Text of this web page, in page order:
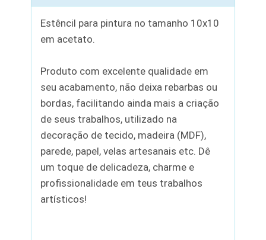
Estêncil para pintura no tamanho 10x10
em acetato.
Produto com excelente qualidade em
seu acabamento, não deixa rebarbas ou
bordas, facilitando ainda mais a criação
de seus trabalhos, utilizado na
decoração de tecido, madeira (MDF),
parede, papel, velas artesanais etc. Dê
um toque de delicadeza, charme e
profissionalidade em teus trabalhos
artísticos!